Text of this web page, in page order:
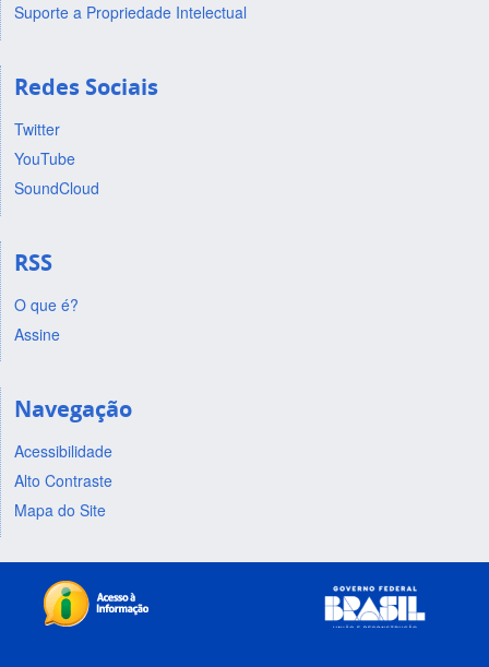
Suporte a Propriedade Intelectual
Redes Sociais
Twitter
YouTube
SoundCloud
RSS
O que é?
Assine
Navegação
Acessibilidade
Alto Contraste
Mapa do Site